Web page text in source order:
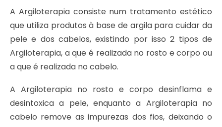
A Argiloterapia consiste num tratamento estético
que utiliza produtos à base de argila para cuidar da
pele e dos cabelos, existindo por isso 2 tipos de
Argiloterapia, a que é realizada no rosto e corpo ou
a que é realizada no cabelo.
A Argiloterapia no rosto e corpo desinflama e
desintoxica a pele, enquanto a Argiloterapia no
cabelo remove as impurezas dos fios, deixando o